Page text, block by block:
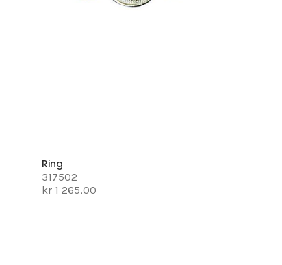
Ring
317502
kr 1 265,00